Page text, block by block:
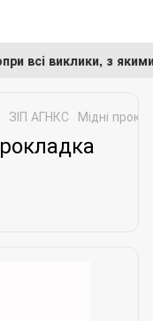
всі виклики, з
ЗІП АГНКС Мідні